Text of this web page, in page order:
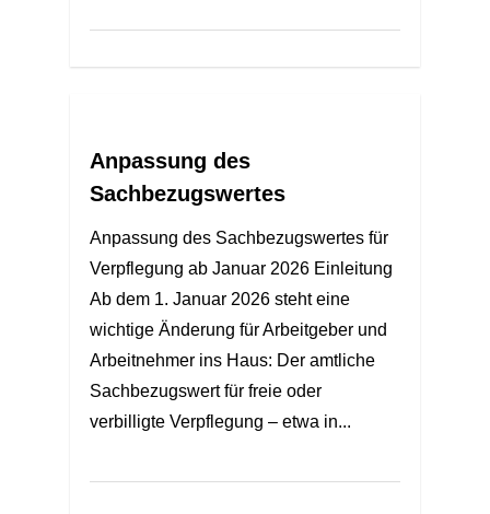
Anpassung des
Sachbezugswertes
Anpassung des Sachbezugswertes für
Verpflegung ab Januar 2026 Einleitung
Ab dem 1. Januar 2026 steht eine
wichtige Änderung für Arbeitgeber und
Arbeitnehmer ins Haus: Der amtliche
Sachbezugswert für freie oder
verbilligte Verpflegung – etwa in...